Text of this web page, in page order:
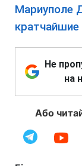
Мариуполе
кратчайшие
Не
на
Або